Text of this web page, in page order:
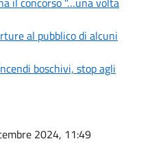
al pubblico di alcuni
boschivi, stop agli
2024, 11:49